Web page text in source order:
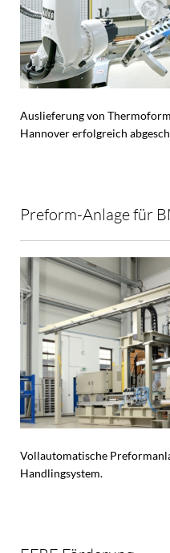
Auslieferung von
Hannover erfolgreich
Preform-Anlage für
Vollautomatische
Handlingsystem.